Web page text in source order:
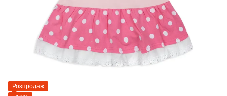
Розпродаж